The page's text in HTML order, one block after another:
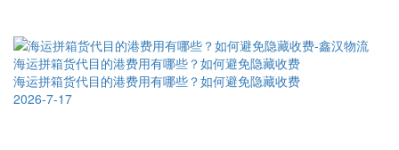
海运拼箱货代目的港费用有哪些？如何避免隐藏收费
海运拼箱货代目的港费用有哪些？如何避免隐藏收费
2026-7-17